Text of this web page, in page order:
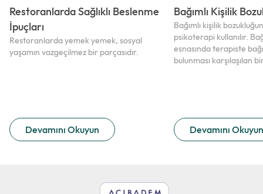
Restoranlarda Sağlıklı Beslenme
İpuçları
Devamını Okuyun
Restoranlarda yemek yemek, sosyal
yaşamın vazgeçilmez bir parçasıdır.
Bağımlı Kişilik
Devamını Okuyun
Bağımlı kişilik
psikoterapi kullanılır.
esnasında terapiste
bulunması karşılaşılan